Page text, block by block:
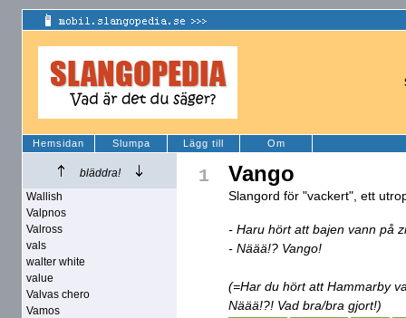
Hemsidan Slumpa Lägg till Om
bläddra!
Wallish
Valpnos
Valross
vals
walter white
value
Valvas chero
Vamos
1 Vango
Slangord för "vackert", ett
- Haru hört att bajen vann på
- Näää!? Vango!
(=Har du hört att Hammarby
Näää!?! Vad bra/bra gjort!)